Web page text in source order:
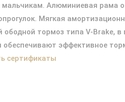
Алюминиевая рама
Мягкая
ободной тормоз типа V-Brake,
обеспечивают эффективное
сертификаты